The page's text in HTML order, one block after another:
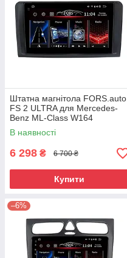
Штатна магнітола FORS.auto
FS 2 ULTRA для Mercedes-
Benz ML-Class W164
(2+32Gb, 9") 2006-2011
В наявності
6 298 ₴ 6 700 ₴
Купити
–6%